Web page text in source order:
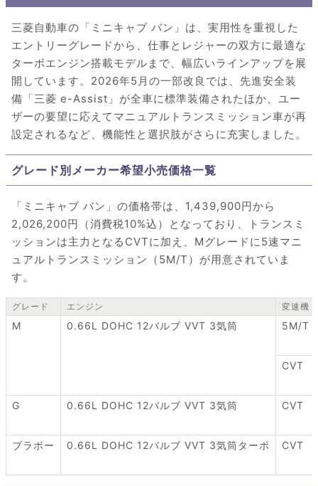
三菱自動車の「ミニキャブ バン」は、実用性を重視した
エントリーグレードから、仕事とレジャーの双方に最適な
ターボエンジン搭載モデルまで、幅広いラインアップを展
開しています。2026年5月の一部改良では、先進安全装
備「三菱 e-Assist」が全車に標準装備されたほか、ユー
ザーの要望に応えてマニュアルトランスミッション車が再
設定されるなど、機能性と選択肢がさらに充実しました。
グレード別メーカー希望小売価格一覧
「ミニキャブ バン」の価格帯は、1,439,900円から
2,026,200円（消費税10%込）となっており、トランスミ
ッションは主力となるCVTに加え、Mグレードに5速マニ
ュアルトランスミッション（5M/T）が用意されていま
す。
グレード エンジン 変速機
M 0.66L DOHC 12バルブ VVT 3気筒 5M/T
CVT
G 0.66L DOHC 12バルブ VVT 3気筒 CVT
ブラボー 0.66L DOHC 12バルブ VVT 3気筒ターボ CVT